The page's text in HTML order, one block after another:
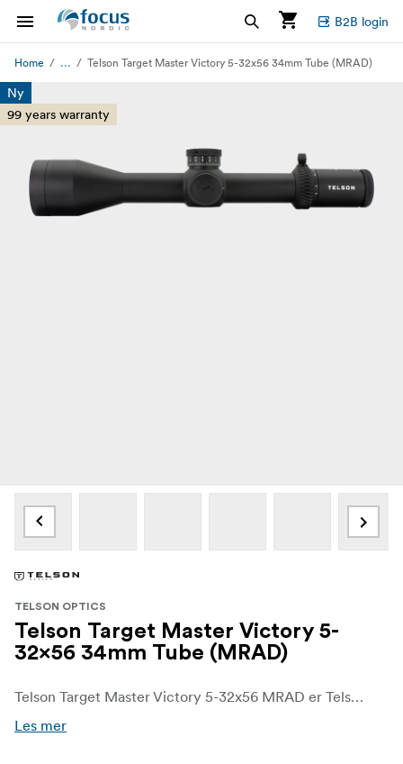
B2B login
Home ... Telson Target Master Victory 5-32x56 34mm Tube (MRAD)
Ny
99 years warranty
TELSON OPTICS
Telson Target Master Victory 5-
32x56 34mm Tube (MRAD)
Telson Target Master Victory 5-32x56 MRAD er Telsons flaggskip innen konkurranseoptikk for langdistanse. Forstørrelsesområdet på 5–32x, den apokromatiske objektivlinsen på 56 mm og det avanserte FAR2-retikelsystemet er utviklet for skyttere som trenger høy forstørrelse, skarp bildekvalitet og presis kontroll på avstand.
Les mer